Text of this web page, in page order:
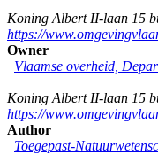
Koning Albert II-laan 15
https://
Owner
Vlaamse overheid,
Koning Albert II-laan 15
https://
Author
Toegepast-